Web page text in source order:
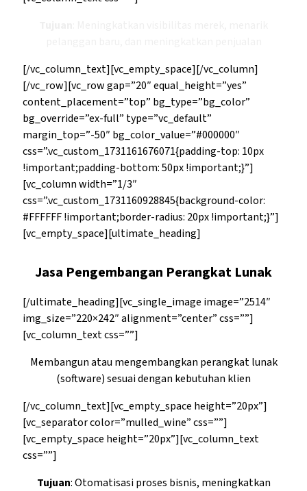
[/vc_column_text][vc_empty_space][/vc_column]
[/vc_row][vc_row gap=”20″ equal_height=”yes”
content_placement=”top” bg_type=”bg_color”
bg_override=”ex-full” type=”vc_default”
margin_top=”-50″ bg_color_value=”#000000″
css=”.vc_custom_1731161676071{padding-top: 10px
!important;padding-bottom: 50px !important;}”]
[vc_column width=”1/3″
css=”.vc_custom_1731160928845{background-color:
#FFFFFF !important;border-radius: 20px !important;}”]
[vc_empty_space][ultimate_heading]
Jasa Pengembangan Perangkat Lunak
[/ultimate_heading][vc_single_image image=”2514″
img_size=”220×242″ alignment=”center” css=””]
[vc_column_text css=””]
Membangun atau mengembangkan perangkat lunak
(software) sesuai dengan kebutuhan klien
[/vc_column_text][vc_empty_space height=”20px”]
[vc_separator color=”mulled_wine” css=””]
[vc_empty_space height=”20px”][vc_column_text
css=””]
Tujuan: Otomatisasi proses bisnis, meningkatkan